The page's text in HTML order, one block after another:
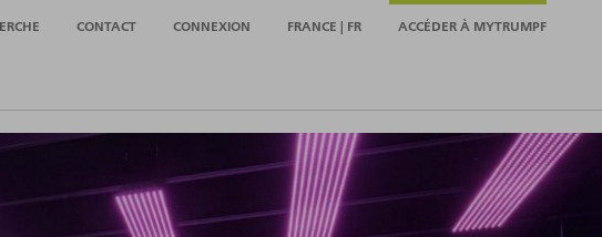
CONTACT CONNEXION FRANCE | FR ACCÉDER À MYTRUMPF